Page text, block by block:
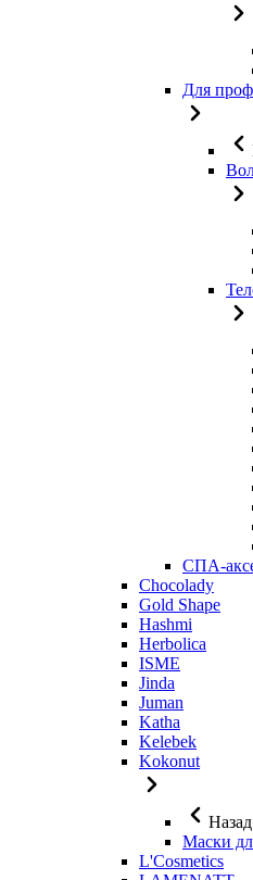
Для
СПА-
Chocolady
Gold Shape
Hashmi
Herbolica
ISME
Jinda
Juman
Katha
Kelebek
Kokonut
Назад
Маски
L'Cosmetics